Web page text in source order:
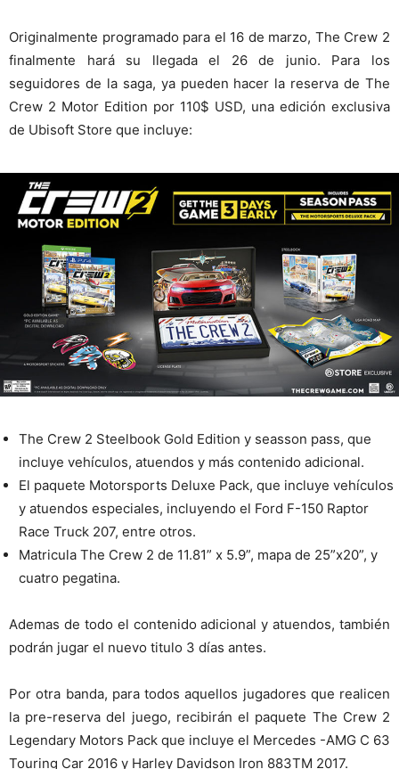
Originalmente programado para el 16 de marzo, The Crew 2
finalmente hará su llegada el 26 de junio. Para los
seguidores de la saga, ya pueden hacer la reserva de The
Crew 2 Motor Edition por 110$ USD, una edición exclusiva
de Ubisoft Store que incluye:
The Crew 2 Steelbook Gold Edition y seasson pass, que
incluye vehículos, atuendos y más contenido adicional.
El paquete Motorsports Deluxe Pack, que incluye vehículos
y atuendos especiales, incluyendo el Ford F-150 Raptor
Race Truck 207, entre otros.
Matricula The Crew 2 de 11.81” x 5.9”, mapa de 25”x20”, y
cuatro pegatina.
Ademas de todo el contenido adicional y atuendos, también
podrán jugar el nuevo titulo 3 días antes.
Por otra banda, para todos aquellos jugadores que realicen
la pre-reserva del juego, recibirán el paquete The Crew 2
Legendary Motors Pack que incluye el Mercedes -AMG C 63
Touring Car 2016 y Harley Davidson Iron 883TM 2017.